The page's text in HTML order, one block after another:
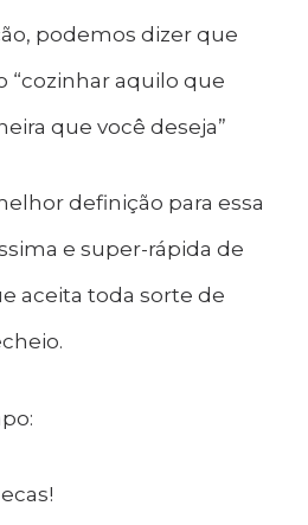
podemos dizer que
“cozinhar aquilo que
que você deseja”
definição para essa
e super-rápida de
aceita toda sorte de